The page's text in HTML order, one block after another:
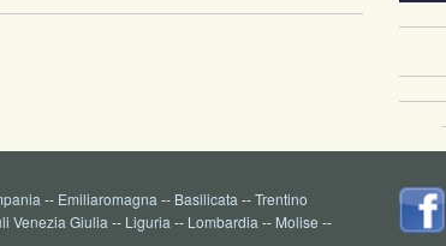
-- Emiliaromagna -- Basilicata --Trentino
Venezia Giulia -- Liguria -- Lombardia -- Molise --